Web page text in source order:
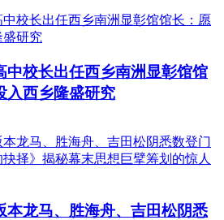
中校长出任西乡南洲显彰馆馆
入西乡隆盛研究
本龙马、胜海舟、吉田松阴悉